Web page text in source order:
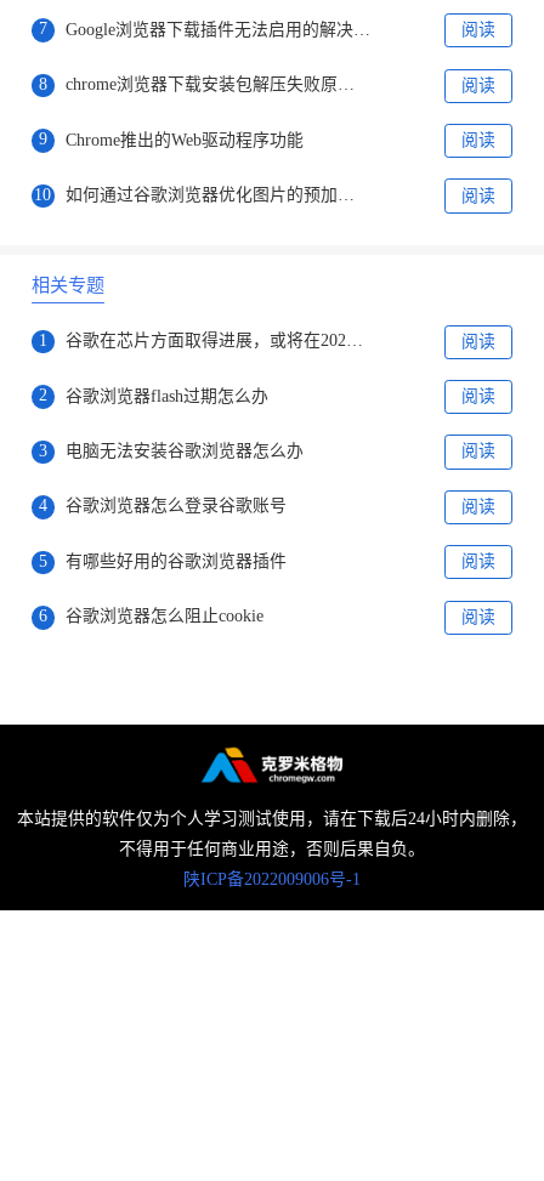
7 Google浏览器下载插件无法启用的解决办法 阅读
8 chrome浏览器下载安装包解压失败原因有哪些 阅读
9 Chrome推出的Web驱动程序功能 阅读
10 阅读
相关专题
1 谷歌在芯片方面取得进展，或将在2025年开始使用新芯片 阅读
2 谷歌浏览器flash过期怎么办 阅读
3 电脑无法安装谷歌浏览器怎么办 阅读
4 谷歌浏览器怎么登录谷歌账号 阅读
5 有哪些好用的谷歌浏览器插件 阅读
6 谷歌浏览器怎么阻止cookie 阅读
本站提供的软件仅为个人学习测试使用，请在下载后24小时内删除，
不得用于任何商业用途，否则后果自负。
陕ICP备2022009006号-1